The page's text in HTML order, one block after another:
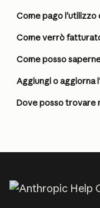
Come pago l'utilizzo
Come verrò
Come posso